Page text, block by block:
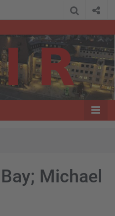
wir-hn.de –
wirland.eu
Bay; Michael